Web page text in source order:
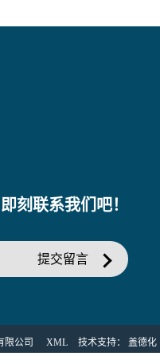
即刻联系我们吧！
提交留言
限公司 XML 技术支持： 盖德化